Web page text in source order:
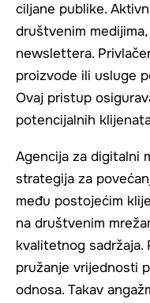
ciljane publike.
društvenim
newslettera.
proizvode ili usluge
Ovaj pristup
potencijalnih
Agencija za digitalni
strategija za
među postojećim
na društvenim
kvalitetnog sadržaja.
pružanje vrijednosti
odnosa. Takav